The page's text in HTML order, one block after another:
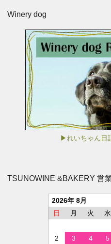
Winery dog
▶れいちゃん日
TSUNOWINE &BAKERY 営
2026年 8月
日
月 火 水
2
3 4 5